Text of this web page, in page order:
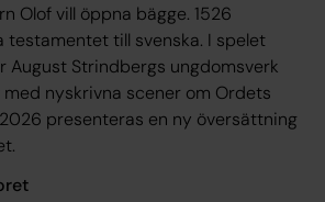
Olof vill öppna bägge. 1526
testamentet till svenska. I spelet
August Strindbergs ungdomsverk
nyskrivna scener om Ordets
presenteras en ny översättning